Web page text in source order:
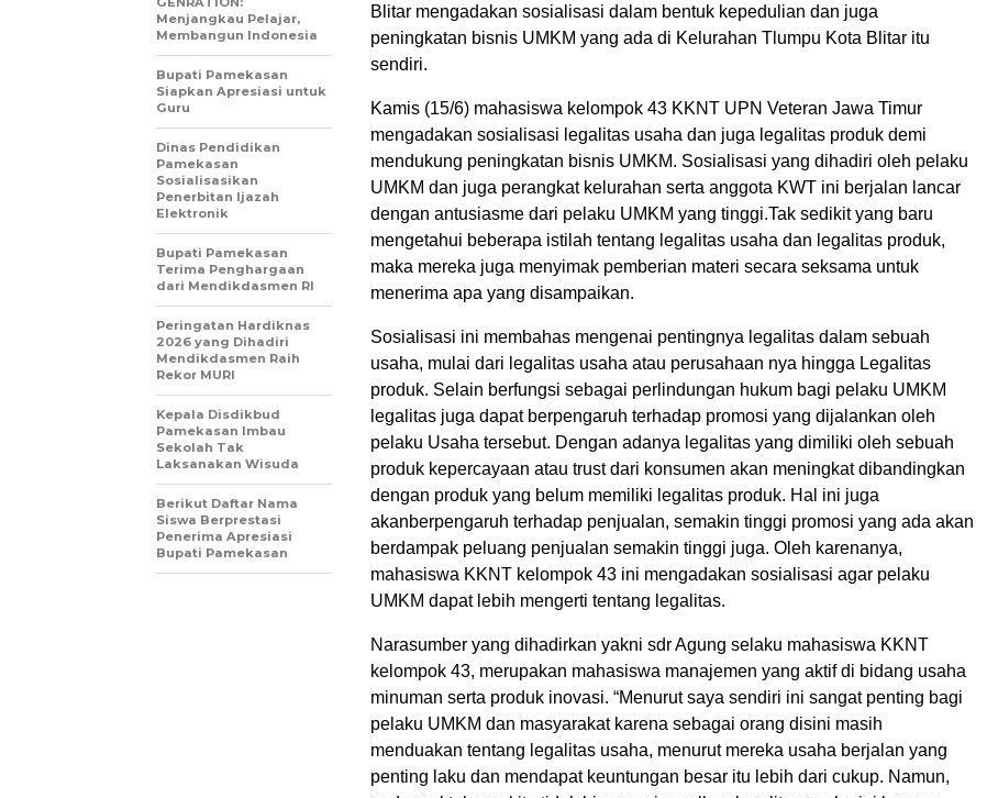
Blitar mengadakan sosialisasi dalam bentuk kepedulian dan juga
peningkatan bisnis UMKM yang ada di Kelurahan T lumpu Kota Blitar itu
sendiri.
Kamis (15/6) mahasiswa kelompok 43 KKNT UPN Veteran Jawa Timur
mengadakan sosialisasi legalitas usaha dan juga legalitas produk demi
mendukung peningkatan bisnis UMKM. Sosialisasi yang dihadiri oleh pelaku
UMKM dan juga perangkat kelurahan serta anggota KWT ini berjalan lancar
dengan antusiasme dari pelaku UMKM yang tinggi.Tak sedikit yang baru
mengetahui beberapa istilah tentang legalitas usaha dan legalitas produk,
maka mereka juga menyimak pemberian materi secara seksama untuk
menerima apa yang disampaikan.
Sosialisasi ini membahas mengenai pentingnya legalitas dalam sebuah
usaha, mulai dari legalitas usaha atau perusahaan nya hingga Legalitas
produk. Selain berfungsi sebagai perlindungan hukum bagi pelaku UMKM
legalitas juga dapat berpengaruh terhadap promosi yang dijalankan oleh
pelaku Usaha tersebut. Dengan adanya legalitas yang dimiliki oleh sebuah
produk kepercayaan atau trust dari konsumen akan meningkat dibandingkan
dengan produk yang belum memiliki legalitas produk. Hal ini juga
akanberpengaruh terhadap penjualan, semakin tinggi promosi yang ada akan
berdampak peluang penjualan semakin tinggi juga. Oleh karenanya,
mahasiswa KKNT kelompok 43 ini mengadakan sosialisasi agar pelaku
UMKM dapat lebih mengerti tentang legalitas.
Narasumber yang dihadirkan yakni sdr Agung selaku mahasiswa KKNT
kelompok 43, merupakan mahasiswa manajemen yang aktif di bidang usaha
minuman serta produk inovasi. “Menurut saya sendiri ini sangat penting bagi
pelaku UMKM dan masyarakat karena sebagai orang disini masih
menduakan tentang legalitas usaha, menurut mereka usaha berjalan yang
penting laku dan mendapat keuntungan besar itu lebih dari cukup. Namun,
Menjangkau Pelajar,
Membangun Indonesia
Bupati Pamekasan
Siapkan Apresiasi untuk
Guru
Dinas Pendidikan
Pamekasan
Sosialisasikan
Penerbitan Ijazah
Elektronik
Bupati Pamekasan
Terima Penghargaan
dari Mendikdasmen RI
Peringatan Hardiknas
2026 yang Dihadiri
Mendikdasmen Raih
Rekor MURI
Kepala Disdikbud
Pamekasan Imbau
Sekolah Tak
Laksanakan Wisuda
Berikut Daftar Nama
Siswa Berprestasi
Penerima Apresiasi
Bupati Pamekasan